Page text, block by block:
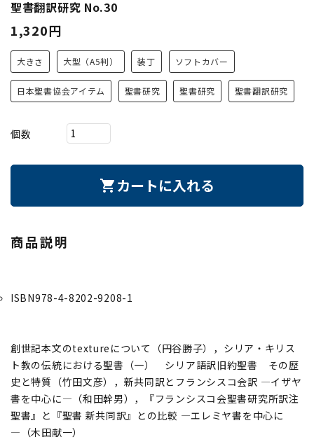
聖書翻訳研究 No.30
1,320円
大きさ 大型（A5判） 装丁 ソフトカバー
日本聖書協会アイテム 聖書研究 聖書研究 聖書翻訳研究
個数
shopping_cart カートに入れる
商品説明
ISBN978-4-8202-9208-1
創世記本文のtextureについて（円谷勝子），シリア・キリス
ト教の伝統における聖書（一） シリア語訳旧約聖書 その歴
史と特質（竹田文彦），新共同訳とフランシスコ会訳 ―イザヤ
書を中心に―（和田幹男），『フランシスコ会聖書研究所訳注
聖書』と『聖書 新共同訳』との比較 ―エレミヤ書を中心に
―（木田献一）